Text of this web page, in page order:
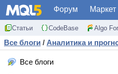
Форум Маркет
Статьи CodeBase Algo
Все блоги / Аналитика и
Все блоги